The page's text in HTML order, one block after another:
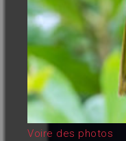
Voire des photos